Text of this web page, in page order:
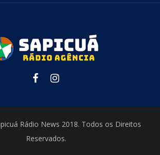
Rádio News 2018. Todos os Direitos
Reservados.